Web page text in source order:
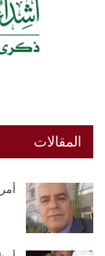
المقالات